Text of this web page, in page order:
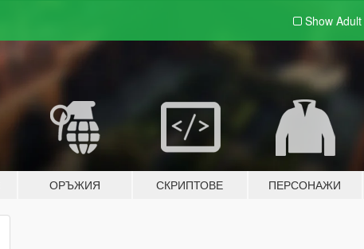
Show Adult
ОРЪЖИЯ СКРИПТОВЕ ПЕРСОНАЖИ